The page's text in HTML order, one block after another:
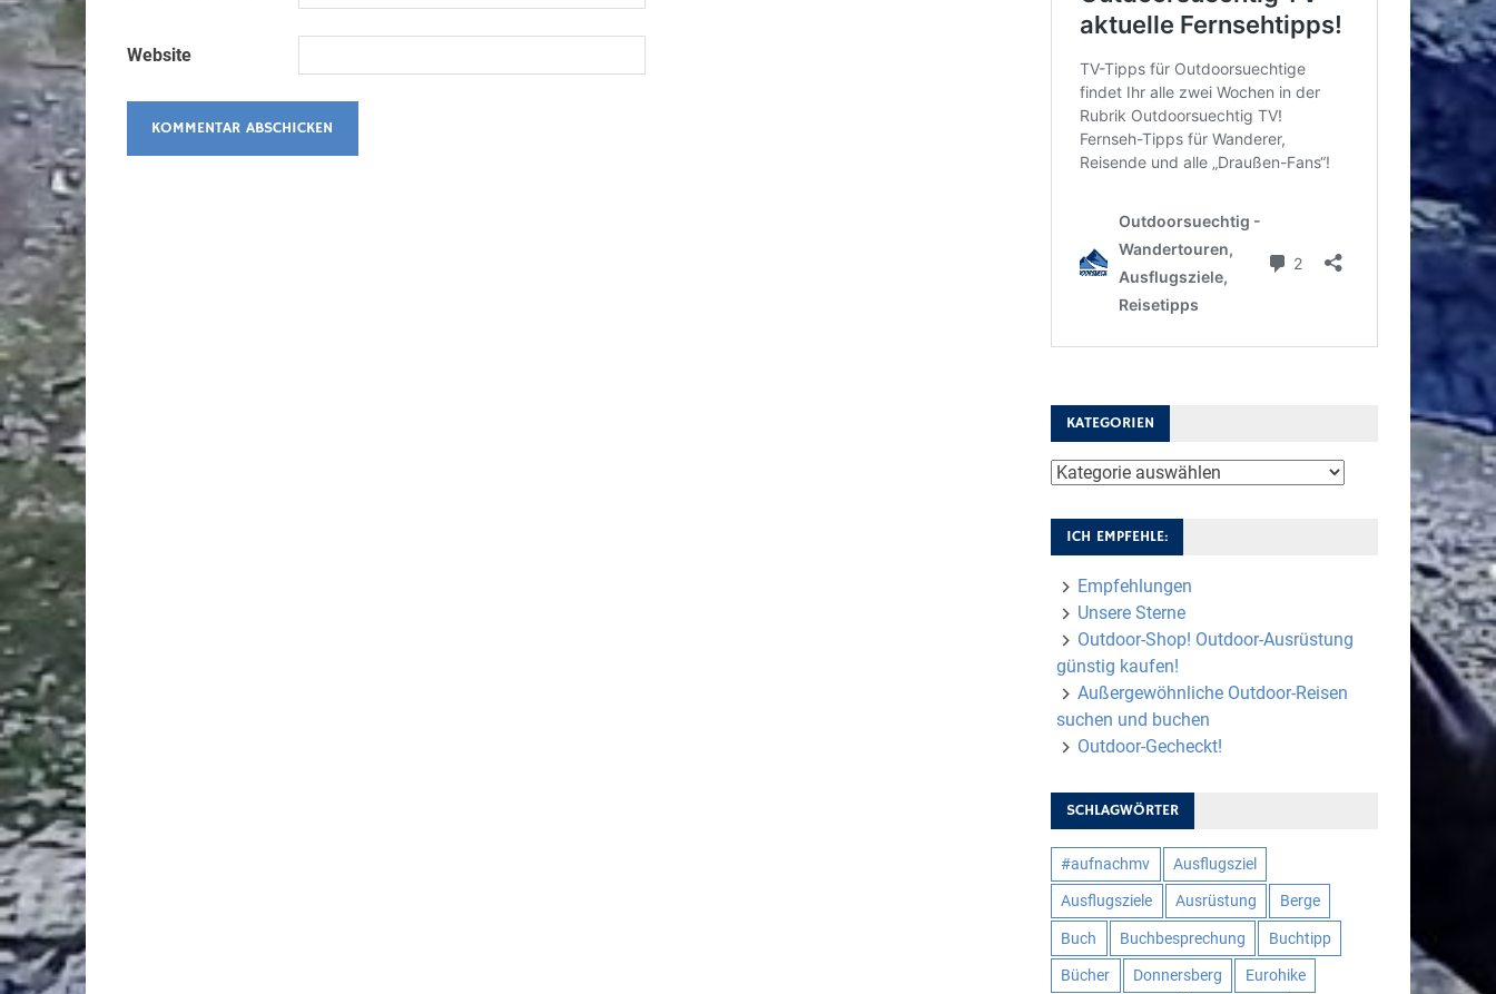
Website
KATEGORIEN
Kategorien
ICH EMPFEHLE:
Empfehlungen
Unsere Sterne
Outdoor-Shop! Outdoor-Ausrüstung
günstig kaufen!
Außergewöhnliche Outdoor-Reisen
suchen und buchen
Outdoor-Gecheckt!
SCHLAGWÖRTER
#aufnachmv Ausflugsziel
Ausflugsziele Ausrüstung Berge
Buch Buchbesprechung Buchtipp
Bücher Donnersberg Eurohike